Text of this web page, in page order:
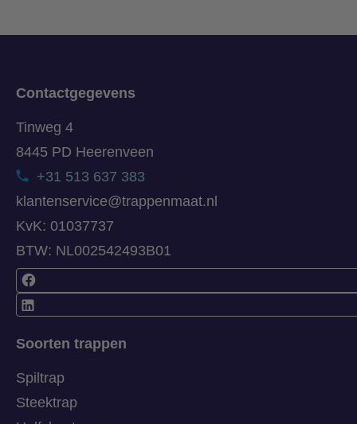
Soorten trappen
Spiltrap
Steektrap
Contactgegevens
Tinweg 4
8445 PD Heerenveen
+31 513 637 383
klantenservice@trappenmaat.nl
KvK: 01037737
BTW: NL002542493B01